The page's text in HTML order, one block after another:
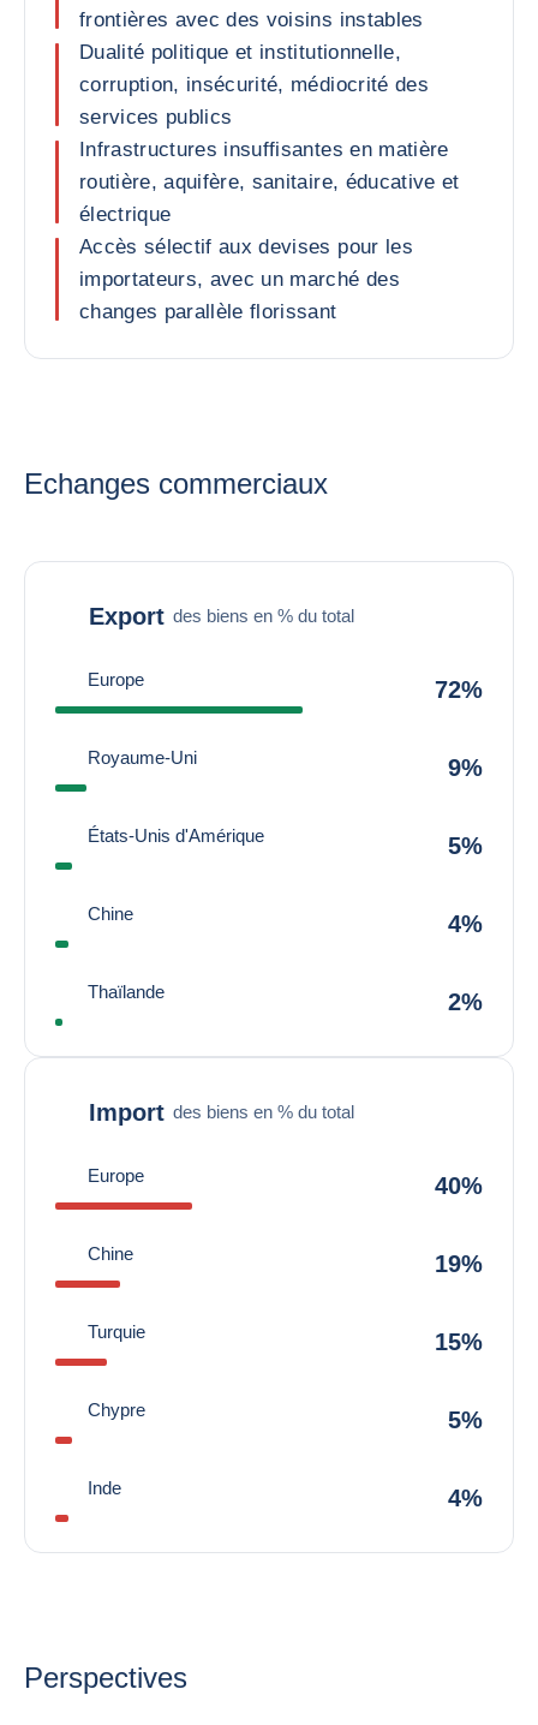
frontières avec des voisins instables
Dualité politique et institutionnelle,
corruption, insécurité, médiocrité des
services publics
Infrastructures insuffisantes en matière
routière, aquifère, sanitaire, éducative et
électrique
Accès sélectif aux devises pour les
importateurs, avec un marché des
changes parallèle florissant
Echanges commerciaux
Export des biens en % du total
Europe 72%
Royaume-Uni 9%
États-Unis d'Amérique 5%
Chine 4%
Thaïlande 2%
Import des biens en % du total
Europe 40%
Chine 19%
Turquie 15%
Chypre 5%
Inde 4%
Perspectives